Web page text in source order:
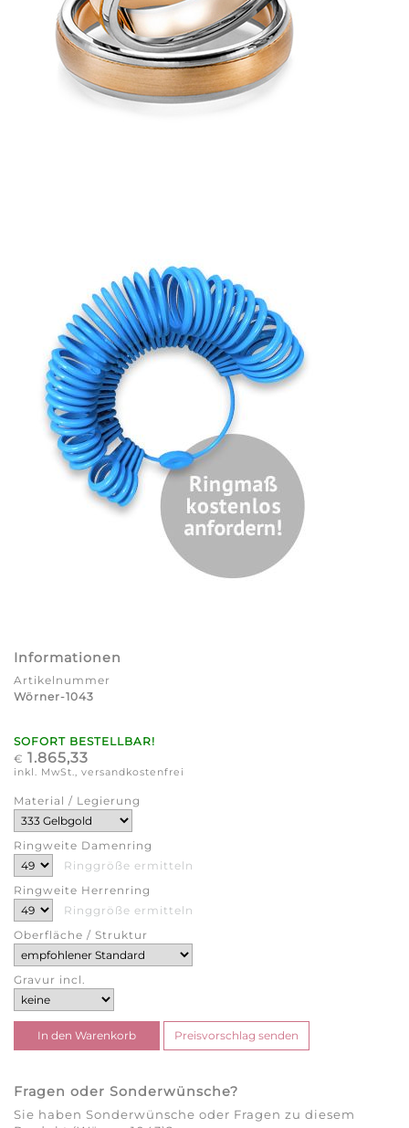
Informationen
Artikelnummer
Wörner-1043
SOFORT BESTELLBAR!
€ 1.865,33
inkl. MwSt., versandkostenfrei
Material / Legierung
Ringweite Damenring
Ringgröße ermitteln
Ringweite Herrenring
Ringgröße ermitteln
Oberfläche / Struktur
Gravur incl.
Fragen oder Sonderwünsche?
Sie haben Sonderwünsche oder Fragen zu diesem